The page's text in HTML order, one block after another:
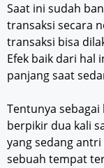
Saat ini sudah
transaksi secara
transaksi bisa
Efek baik dari hal
panjang saat
Tentunya
berpikir dua kali
yang sedang
sebuah tempat